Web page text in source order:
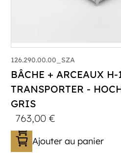
126.290.00.00_SZA
BÂCHE + ARCEAUX
TRANSPORTER -
GRIS
763,00€
Ajouter au panier